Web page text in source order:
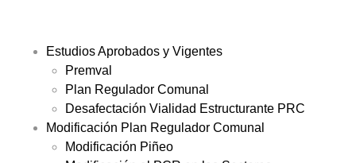
Estudios Aprobados y Vigentes
Premval
Plan Regulador Comunal
Desafectación Vialidad Estructurante PRC
Modificación Plan Regulador Comunal
Modificación Piñeo